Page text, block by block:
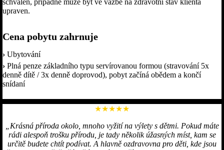
upraven.
Cena pobytu zahrnuje
› Ubytování
› Plná penze základního typu servírovanou formou (stravování 5x
denně dítě / 3x denně doprovod), pobyt začíná obědem a končí
snídaní
★★★★★
„Krásná příroda okolo, mnoho vyžití na výlety s dětmi. Pokud máte
rádi alespoň trošku přírodu, je tady několik úžasných míst, kam se
určitě budete chtít podívat. A hlavně ozdravovna pro děti, kde jsou